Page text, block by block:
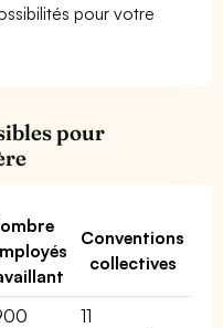
pour votre
pour
Conventions
collectives
11